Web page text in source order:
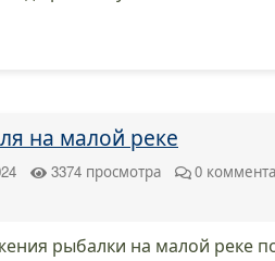
на малой реке
3374 просмотра 0
рыбалки на малой реке